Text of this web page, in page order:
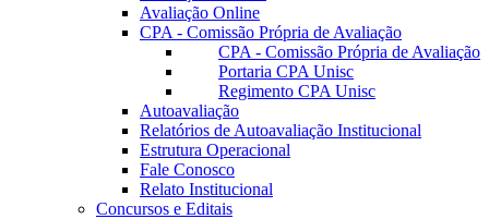
Avaliação Online
CPA - Comissão Própria de Avaliação
CPA - Comissão Própria de Avaliação
Portaria CPA Unisc
Regimento CPA Unisc
Autoavaliação
Relatórios de Autoavaliação Institucional
Estrutura Operacional
Fale Conosco
Relato Institucional
Concursos e Editais